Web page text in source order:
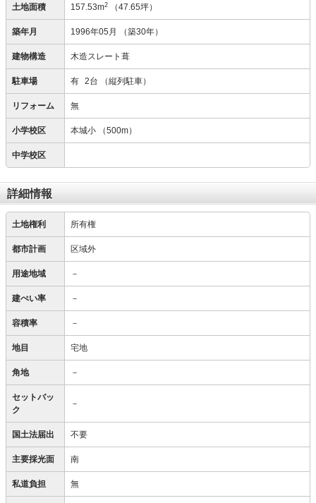
土地面積 157.53m2 （47.65坪）
築年月 1996年05月 （築30年）
建物構造 木造スレート葺
駐車場 有 2台 （縦列駐車）
リフォーム 無
小学校区 本城小 （500m）
中学校区
詳細情報
土地権利 所有権
都市計画 区域外
用途地域 －
建ぺい率 －
容積率 －
地目 宅地
角地 －
セットバッ
ク
－
国土法届出 不要
主要採光面 南
私道負担 無